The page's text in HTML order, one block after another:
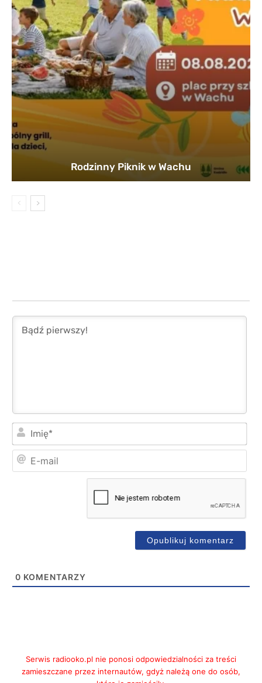
Rodzinny Piknik w Wachu
0 KOMENTARZY
Serwis radiooko.pl nie ponosi odpowiedzialności za treści
zamieszczane przez internautów, gdyż należą one do osób,